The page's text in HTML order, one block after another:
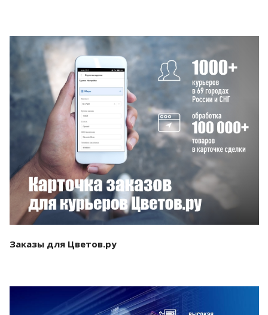
Смотреть проект
Заказы для Цветов.ру